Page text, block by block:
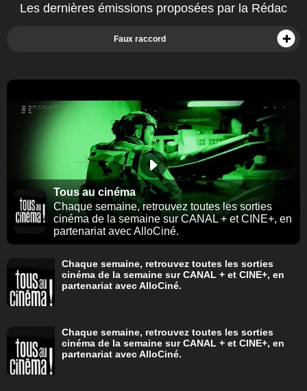
Les dernières émissions proposées par la Rédac
Faux raccord
Tous au cinéma
Chaque semaine, retrouvez toutes les sorties
cinéma de la semaine sur CANAL + et CINE+, en
partenariat avec AlloCiné.
Chaque semaine, retrouvez toutes les sorties
cinéma de la semaine sur CANAL + et CINE+, en
partenariat avec AlloCiné.
Chaque semaine, retrouvez toutes les sorties
cinéma de la semaine sur CANAL + et CINE+, en
partenariat avec AlloCiné.